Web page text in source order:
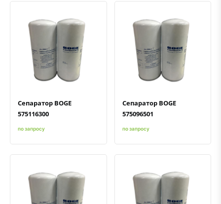
Быстрый просмотрДобавить к сравнению
Добавить в избранное
Сепаратор BOGE
575116300
по запросу
Быстрый просмотрДобавить к сравнению
Добавить в избранное
Сепаратор BOGE
575096501
по запросу